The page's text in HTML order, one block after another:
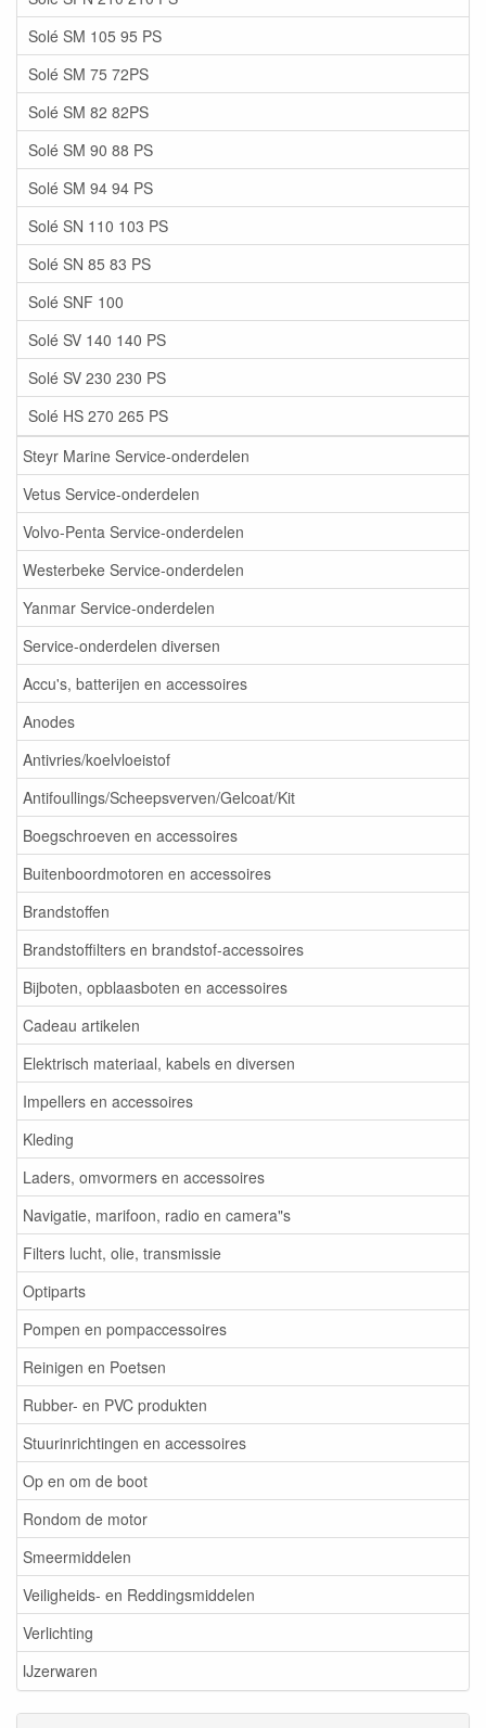
Solé SM 105 95 PS
Solé SM 75 72PS
Solé SM 82 82PS
Solé SM 90 88 PS
Solé SM 94 94 PS
Solé SN 110 103 PS
Solé SN 85 83 PS
Solé SNF 100
Solé SV 140 140 PS
Solé SV 230 230 PS
Solé HS 270 265 PS
Steyr Marine Service-onderdelen
Vetus Service-onderdelen
Volvo-Penta Service-onderdelen
Westerbeke Service-onderdelen
Yanmar Service-onderdelen
Service-onderdelen diversen
Accu's, batterijen en accessoires
Anodes
Antivries/koelvloeistof
Antifoullings/Scheepsverven/Gelcoat/Kit
Boegschroeven en accessoires
Buitenboordmotoren en accessoires
Brandstoffen
Brandstoffilters en brandstof-accessoires
Bijboten, opblaasboten en accessoires
Cadeau artikelen
Elektrisch materiaal, kabels en diversen
Impellers en accessoires
Kleding
Laders, omvormers en accessoires
Navigatie, marifoon, radio en camera"s
Filters lucht, olie, transmissie
Optiparts
Pompen en pompaccessoires
Reinigen en Poetsen
Rubber- en PVC produkten
Stuurinrichtingen en accessoires
Op en om de boot
Rondom de motor
Smeermiddelen
Veiligheids- en Reddingsmiddelen
Verlichting
IJzerwaren